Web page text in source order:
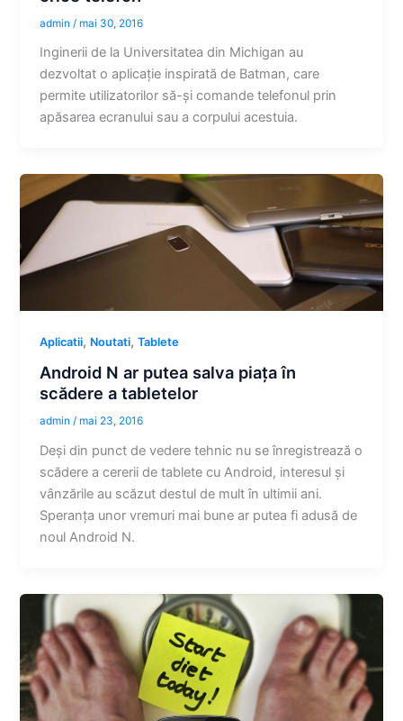
admin / mai 30, 2016
Inginerii de la Universitatea din Michigan au
dezvoltat o aplicație inspirată de Batman, care
permite utilizatorilor să-și comande telefonul prin
apăsarea ecranului sau a corpului acestuia.
Aplicatii, Noutati,Tablete
Android N ar putea salva piața în
scădere a tabletelor
admin/ mai 23, 2016
Deși din punct de vedere tehnic nu se înregistrează o
scădere a cererii de tablete cu Android, interesul și
vânzările au scăzut destul de mult în ultimii ani.
Speranța unor vremuri mai bune ar putea fi adusă de
noul Android N.